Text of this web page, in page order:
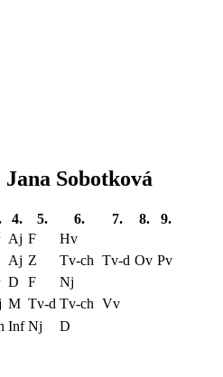
Sobotková
4. 5. 6. 7. 8.
9.
Aj F
Hv
Aj Z Tv-ch Tv-d Ov Pv
D F
Nj
M Tv-d Tv-ch Vv
Inf Nj D